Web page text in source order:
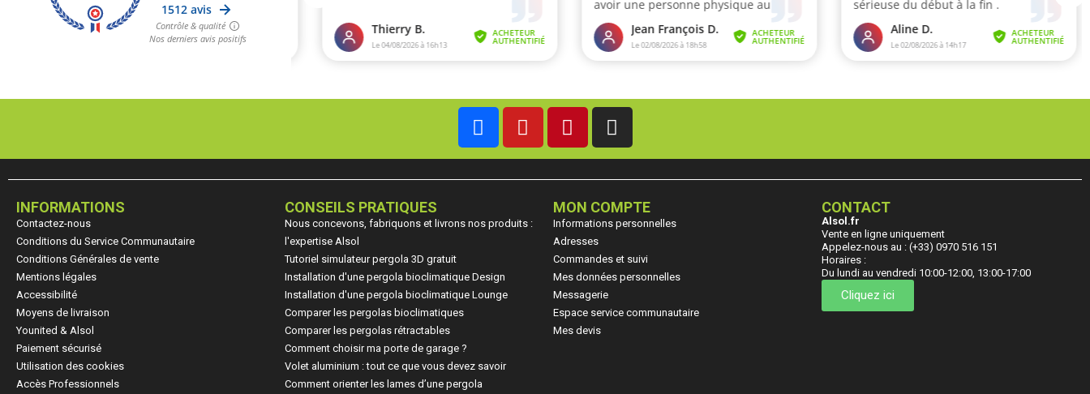
INFORMATIONS
Contactez-nous
Conditions du Service Communautaire
Conditions Générales de vente
Mentions légales
Accessibilité
Moyens de livraison
Younited & Alsol
Paiement sécurisé
Utilisation des cookies
Accès Professionnels
CONSEILS PRATIQUES
Nous concevons, fabriquons et livrons nos produits :
l'expertise Alsol
Tutoriel simulateur pergola 3D gratuit
Installation d'une pergola bioclimatique Design
Installation d'une pergola bioclimatique Lounge
Comparer les pergolas bioclimatiques
Comparer les pergolas rétractables
Comment choisir ma porte de garage ?
Volet aluminium : tout ce que vous devez savoir
Comment orienter les lames d’une pergola
MON COMPTE
Informations personnelles
Adresses
Commandes et suivi
Mes données personnelles
Messagerie
Espace service communautaire
Mes devis
CONTACT
Alsol.fr
Vente en ligne uniquement
Appelez-nous au : (+33) 0970 516 151
Horaires :
Du lundi au vendredi 10:00-12:00, 13:00-17:00
Cliquez ici